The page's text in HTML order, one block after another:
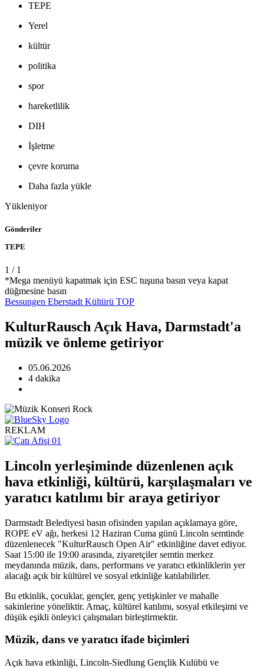
TEPE
Yerel
kültür
politika
spor
hareketlilik
DIH
İşletme
çevre koruma
Daha fazla yükle
Yükleniyor
Gönderiler
TEPE
1 / 1
*Mega menüyü kapatmak için ESC tuşuna basın veya kapat
düğmesine basın
Bessungen Eberstadt Kültürü TOP
KulturRausch Açık Hava, Darmstadt'a
müzik ve önleme getiriyor
05.06.2026
4 dakika
REKLAM
Lincoln yerleşiminde düzenlenen açık
hava etkinliği, kültürü, karşılaşmaları ve
yaratıcı katılımı bir araya getiriyor
Darmstadt Belediyesi basın ofisinden yapılan açıklamaya göre,
ROPE eV ağı, herkesi 12 Haziran Cuma günü Lincoln semtinde
düzenlenecek "KulturRausch Open Air" etkinliğine davet ediyor.
Saat 15:00 ile 19:00 arasında, ziyaretçiler semtin merkez
meydanında müzik, dans, performans ve yaratıcı etkinliklerin yer
alacağı açık bir kültürel ve sosyal etkinliğe katılabilirler.
Bu etkinlik, çocuklar, gençler, genç yetişkinler ve mahalle
sakinlerine yöneliktir. Amaç, kültürel katılımı, sosyal etkileşimi ve
düşük eşikli önleyici çalışmaları birleştirmektir.
Müzik, dans ve yaratıcı ifade biçimleri
Açık hava etkinliği, Lincoln-Siedlung Gençlik Kulübü ve